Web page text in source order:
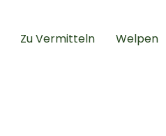
Zu Vermitteln Welpen